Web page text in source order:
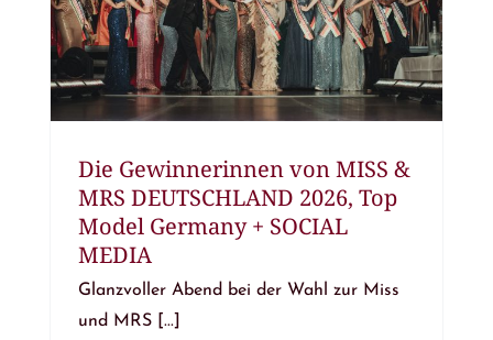
Die Gewinnerinnen von MISS &
MRS DEUTSCHLAND 2026, Top
Model Germany + SOCIAL
MEDIA
Glanzvoller Abend bei der Wahl zur Miss
und MRS [...]